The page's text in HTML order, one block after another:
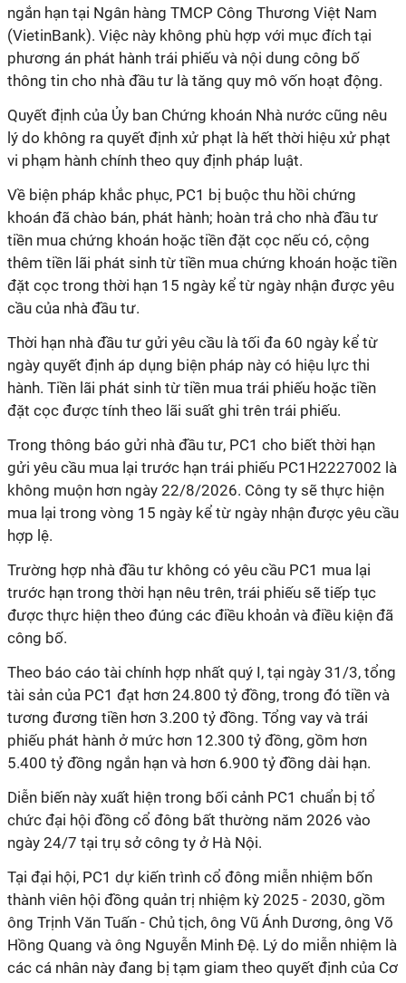
ngắn hạn tại Ngân hàng TMCP Công Thương Việt Nam
(VietinBank). Việc này không phù hợp với mục đích tại
phương án phát hành trái phiếu và nội dung công bố
thông tin cho nhà đầu tư là tăng quy mô vốn hoạt động.
Quyết định của Ủy ban Chứng khoán Nhà nước cũng nêu
lý do không ra quyết định xử phạt là hết thời hiệu xử phạt
vi phạm hành chính theo quy định pháp luật.
Về biện pháp khắc phục, PC1 bị buộc thu hồi chứng
khoán đã chào bán, phát hành; hoàn trả cho nhà đầu tư
tiền mua chứng khoán hoặc tiền đặt cọc nếu có, cộng
thêm tiền lãi phát sinh từ tiền mua chứng khoán hoặc tiền
đặt cọc trong thời hạn 15 ngày kể từ ngày nhận được yêu
cầu của nhà đầu tư.
Thời hạn nhà đầu tư gửi yêu cầu là tối đa 60 ngày kể từ
ngày quyết định áp dụng biện pháp này có hiệu lực thi
hành. Tiền lãi phát sinh từ tiền mua trái phiếu hoặc tiền
đặt cọc được tính theo lãi suất ghi trên trái phiếu.
Trong thông báo gửi nhà đầu tư, PC1 cho biết thời hạn
gửi yêu cầu mua lại trước hạn trái phiếu PC1H2227002 là
không muộn hơn ngày 22/8/2026. Công ty sẽ thực hiện
mua lại trong vòng 15 ngày kể từ ngày nhận được yêu cầu
hợp lệ.
Trường hợp nhà đầu tư không có yêu cầu PC1 mua lại
trước hạn trong thời hạn nêu trên, trái phiếu sẽ tiếp tục
được thực hiện theo đúng các điều khoản và điều kiện đã
công bố.
Theo báo cáo tài chính hợp nhất quý I, tại ngày 31/3, tổng
tài sản của PC1 đạt hơn 24.800 tỷ đồng, trong đó tiền và
tương đương tiền hơn 3.200 tỷ đồng. Tổng vay và trái
phiếu phát hành ở mức hơn 12.300 tỷ đồng, gồm hơn
5.400 tỷ đồng ngắn hạn và hơn 6.900 tỷ đồng dài hạn.
Diễn biến này xuất hiện trong bối cảnh PC1 chuẩn bị tổ
chức đại hội đồng cổ đông bất thường năm 2026 vào
ngày 24/7 tại trụ sở công ty ở Hà Nội.
Tại đại hội, PC1 dự kiến trình cổ đông miễn nhiệm bốn
thành viên hội đồng quản trị nhiệm kỳ 2025 - 2030, gồm
ông Trịnh Văn Tuấn - Chủ tịch, ông Vũ Ánh Dương, ông Võ
Hồng Quang và ông Nguyễn Minh Đệ. Lý do miễn nhiệm là
các cá nhân này đang bị tạm giam theo quyết định của Cơ